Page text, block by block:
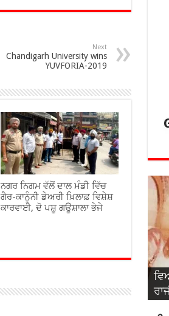
Next
Chandigarh University wins
YUVFORIA-2019
ਨਗਰ ਨਿਗਮ ਵੱਲੋਂ ਦਾਲ ਮੰਡੀ ਵਿੱਚ
ਗੈਰ-ਕਾਨੂੰਨੀ ਡੇਅਰੀ ਖ਼ਿਲਾਫ਼ ਵਿਸ਼ੇਸ਼
ਕਾਰਵਾਈ, ਦੋ ਪਸ਼ੂ ਗਊਸ਼ਾਲਾ ਭੇਜੇ